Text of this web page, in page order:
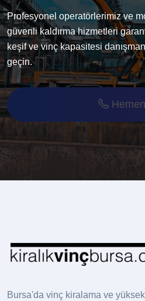
Profesyonel operatörlerimiz ve
güvenli kaldırma hizmetleri
keşif ve vinç kapasitesi
geçin.
Bursa'da vinç kiralama ve